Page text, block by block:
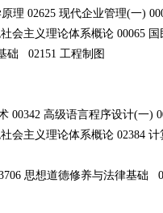
理 02625 现代企业管理(一)
会主义理论体系概论 00065
础 02151 工程制图
00342 高级语言程序设计(一)
会主义理论体系概论 02384
思想道德修养与法律基础